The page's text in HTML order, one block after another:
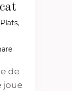
Plats,
de
joue